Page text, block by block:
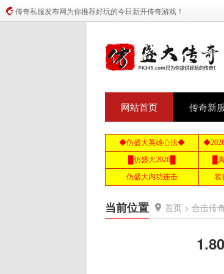
传奇私服发布网为你推荐好玩的今日新开传奇游戏！
网站首页 传奇新
当前位置 首页 > 合击传